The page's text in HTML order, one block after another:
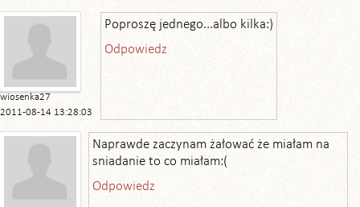
wiosenka27
2011-08-14 13:28:03
Poproszę jednego...albo kilka:)
Odpowiedz
Naprawde zaczynam żałować że miałam na
sniadanie to co miałam:(
Odpowiedz